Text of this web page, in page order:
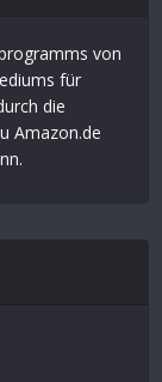
von
für
die
Amazon.de